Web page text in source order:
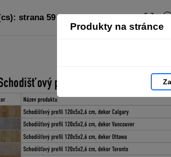
Produkty na stránce
strana 59